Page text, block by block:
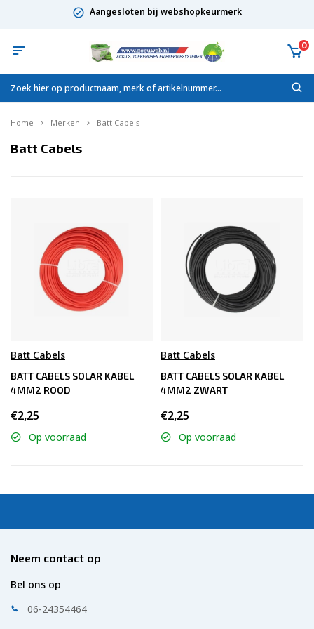
Aangesloten bij webshopkeurmerk
0
Home Merken Batt Cabels
Batt Cabels
Batt Cabels
BATT CABELS SOLAR KABEL
4MM2 ROOD
€2,25
Op voorraad
Batt Cabels
BATT CABELS SOLAR KABEL
4MM2 ZWART
€2,25
Op voorraad
Neem contact op
Bel ons op
06-24354464